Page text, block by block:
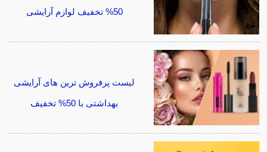
50% تخفیف لوازم آرایشی
لیست پرفروش ترین های آرایشی
بهداشتی با 50% تخفیف